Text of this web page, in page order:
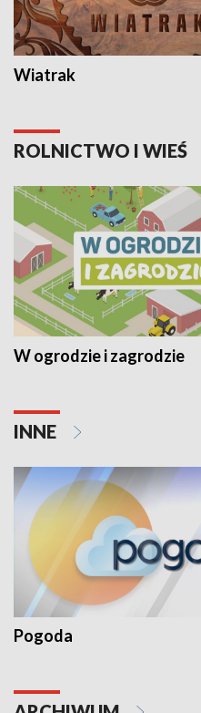
Wiatrak
ROLNICTWO I WIEŚ
W ogrodzie i zagrodzie
INNE
Pogoda